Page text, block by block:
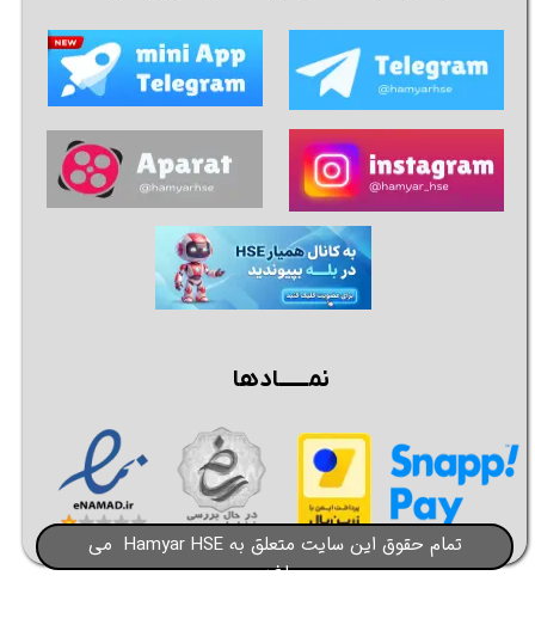
تمام حقوق این سایت متعلق به Hamyar HSE می
باشد​​​​​​​
نمــــــادها